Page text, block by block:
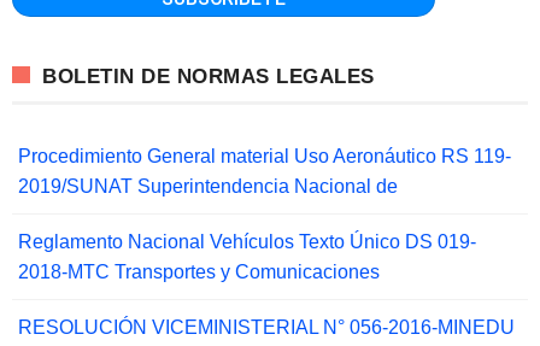
BOLETIN DE NORMAS LEGALES
Procedimiento General material Uso Aeronáutico RS 119-
2019/SUNAT Superintendencia Nacional de
Reglamento Nacional Vehículos Texto Único DS 019-
2018-MTC Transportes y Comunicaciones
RESOLUCIÓN VICEMINISTERIAL N° 056-2016-MINEDU